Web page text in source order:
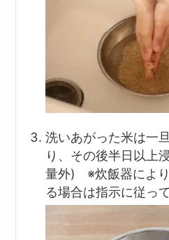
洗いあがった米は一
り、その後半日以上
量外) ※炊飯器によ
る場合は指示に従っ